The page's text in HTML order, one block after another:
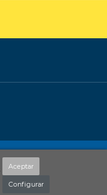
Aceptar
Configurar